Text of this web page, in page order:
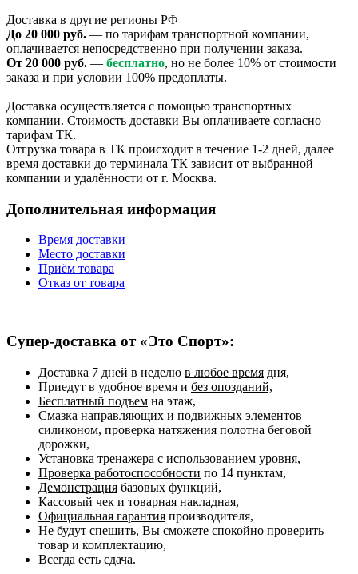
Доставка в другие регионы РФ
До 20 000 руб. — по тарифам транспортной компании,
оплачивается непосредственно при получении заказа.
От 20 000 руб. — бесплатно, но не более 10% от стоимости
заказа и при условии 100% предоплаты.
Доставка осуществляется с помощью транспортных
компании. Стоимость доставки Вы оплачиваете согласно
тарифам ТК.
Отгрузка товара в ТК происходит в течение 1-2 дней, далее
время доставки до терминала ТК зависит от выбранной
компании и удалённости от г. Москва.
Дополнительная информация
Время доставки
Место доставки
Приём товара
Отказ от товара
Супер-доставка от «Это Спорт»:
Доставка 7 дней в неделю в любое время дня,
Приедут в удобное время и без опозданий,
Бесплатный подъем на этаж,
Смазка направляющих и подвижных элементов
силиконом, проверка натяжения полотна беговой
дорожки,
Установка тренажера с использованием уровня,
Проверка работоспособности по 14 пунктам,
Демонстрация базовых функций,
Кассовый чек и товарная накладная,
Официальная гарантия производителя,
Не будут спешить, Вы сможете спокойно проверить
товар и комплектацию,
Всегда есть сдача.